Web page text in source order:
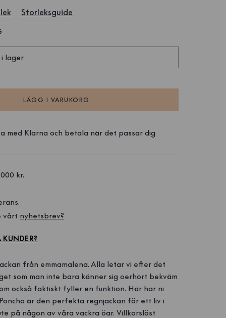
Storleksguide
i lager
LÄGG I VARUKORG
med Klarna och betala när det passar dig
kr.
vårt nyhetsbrev?
KUNDER?
från emmamalena. Alla letar vi efter det
som man inte bara känner sig oerhört bekväm
också faktiskt fyller en funktion. Här har ni
är den perfekta regnjackan för ett liv i
på någon av våra vackra öar. Villkorslöst